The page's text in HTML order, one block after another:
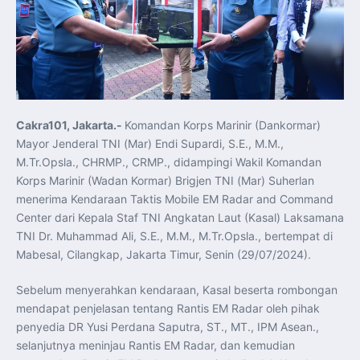
Koordinasi Jaga Stabilitas Keuangan dan Kepercayaan
Pasar
Presiden Prabowo Perkuat Sinergi Perguruan Tinggi dan
PT PAL untuk Majukan Industri Perkapalan Nasional
KASAL dan Panglima Armada Pasifik Rusia Resmi Buka
Latma ORRUDA 2026
T-50i Golden Eagle TNI AU Meriahkan Pitch Black Mindil
Beach Flying Display 2026
Indonesia dan Turki Sepakati Joint Action Plan 2026–
Balai Vokasi
TNI AU Tingkatkan Kemampuan Personel melalui
Pelatihan Signal Radio untuk Misi Pertahanan Udara dan
Radar
Menkeu Purbaya Instruksikan Penyelarasan Aturan KEK
untuk Perkuat Daya Saing Industri Dalam Negeri
Mentan Amran Pacu Produksi Gula Nasional, Target
Swasembada Gula Putih Dua Tahun dan Tembus 3 Juta
Ton
Menlu Sugiono Tekankan Inovasi sebagai Kunci
Penguatan Kerja Sama Konkret ASEAN Plus Three
Latma ORRUDA 2026 di Vladivostok Perkuat Diplomasi
Maritim TNI AL dan Rusia
Kesiapan Tempur Penerbang TNI AU
Menlu Sugiono: “Kekuatan Ekonomi ASEAN-RRT Harus
Menjadi Penopang Stabilitas Kawasan”
ASEAN dan Amerika Serikat Perkuat Kemitraan untuk
Jaga Stabilitas Kawasan dan Dorong Pertumbuhan
Ekonomi
Presiden Prabowo Terima Direktur FBI, Indonesia dan AS
Cakra101, Jakarta.- Komandan Korps Marinir (Dankormar)
Mayor Jenderal TNI (Mar) Endi Supardi, S.E., M.M.,
M.Tr.Opsla., CHRMP., CRMP., didampingi Wakil Komandan
Korps Marinir (Wadan Kormar) Brigjen TNI (Mar) Suherlan
menerima Kendaraan Taktis Mobile EM Radar and Command
Center dari Kepala Staf TNI Angkatan Laut (Kasal) Laksamana
TNI Dr. Muhammad Ali, S.E., M.M., M.Tr.Opsla., bertempat di
Mabesal, Cilangkap, Jakarta Timur, Senin (29/07/2024).
Sebelum menyerahkan kendaraan, Kasal beserta rombongan
mendapat penjelasan tentang Rantis EM Radar oleh pihak
penyedia DR Yusi Perdana Saputra, ST., MT., IPM Asean.,
selanjutnya meninjau Rantis EM Radar, dan kemudian